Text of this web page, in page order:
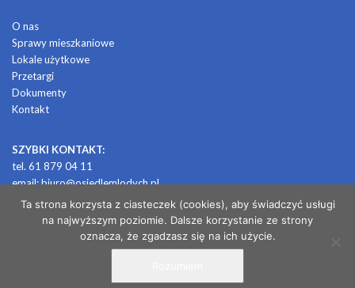
O nas
Sprawy mieszkaniowe
Lokale użytkowe
Przetargi
Dokumenty
Kontakt
SZYBKI KONTAKT:
tel. 61 879 04 11
email:biuro@osiedlemlodych.pl
© 2026 OSIEDLE MŁODYCH
/ projekt i realizacja: CONTRABANDA / studio graficzne
Ta strona korzysta z ciasteczek (cookies), aby świadczyć usługi
na najwyższym poziomie. Dalsze korzystanie ze strony
oznacza, że zgadzasz się na ich użycie.